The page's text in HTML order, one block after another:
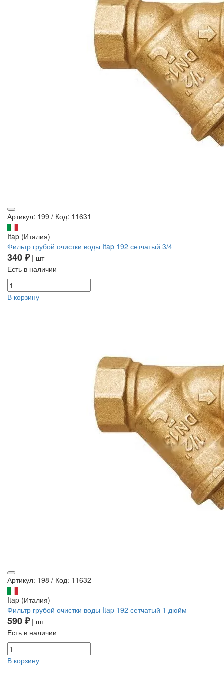
Артикул: 199 / Код: 11631
Itap (Италия)
Фильтр грубой очистки воды Itap 192 сетчатый 3/4
340 ₽| шт
Есть в наличии
В корзину
Артикул: 198 / Код: 11632
Itap (Италия)
Фильтр грубой очистки воды Itap 192 сетчатый 1 дюйм
590 ₽| шт
Есть в наличии
В корзину